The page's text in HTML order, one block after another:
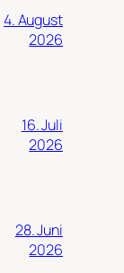
4. August
2026
16. Juli
2026
28. Juni
2026